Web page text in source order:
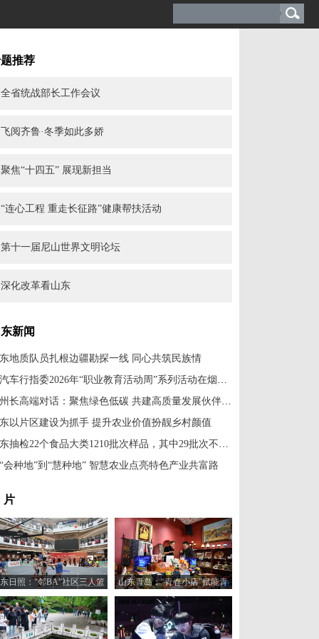
推荐
全省统战部长工作会议
飞阅齐鲁·冬季如此多娇
聚焦“十四五” 展现新担当
“连心工程 重走长征路”健康帮扶活动
第十一届尼山世界文明论坛
深化改革看山东
新闻
地质队员扎根边疆勘探一线 同心共筑民族情
国汽车行指委2026年“职业教育活动周”系列活动在烟台举办
省州长高端对话：聚焦绿色低碳 共建高质量发展伙伴关系
以片区建设为抓手 提升农业价值扮靓乡村颜值
山东抽检22个食品大类1210批次样品，其中29批次不合格
会种地”到“慧种地” 智慧农业点亮特色产业共富路
片
日照：“邻BA”社区三人篮
球赛火热开打
山东青岛：“青春小店”赋能青
年创业新活力